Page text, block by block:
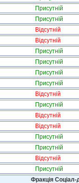
Присутній
Присутній
Відсутній
Відсутній
Присутній
Присутній
Присутній
Присутній
Відсутній
Присутній
Відсутній
Відсутній
Присутній
Присутній
Відсутній
Присутній
Фракція Соціал-